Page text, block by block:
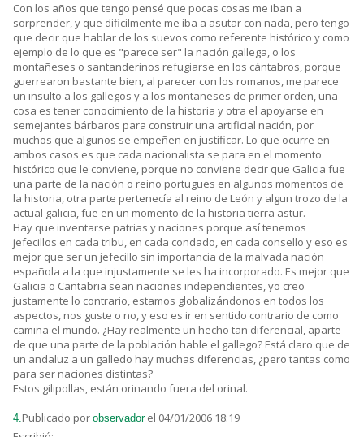
Con los años que tengo pensé que pocas cosas me iban a
sorprender, y que dificilmente me iba a asutar con nada, pero tengo
que decir que hablar de los suevos como referente histórico y como
ejemplo de lo que es "parece ser" la nación gallega, o los
montañeses o santanderinos refugiarse en los cántabros, porque
guerrearon bastante bien, al parecer con los romanos, me parece
un insulto a los gallegos y a los montañeses de primer orden, una
cosa es tener conocimiento de la historia y otra el apoyarse en
semejantes bárbaros para construir una artificial nación, por
muchos que algunos se empeñen en justificar. Lo que ocurre en
ambos casos es que cada nacionalista se para en el momento
histórico que le conviene, porque no conviene decir que Galicia fue
una parte de la nación o reino portugues en algunos momentos de
la historia, otra parte pertenecía al reino de León y algun trozo de la
actual galicia, fue en un momento de la historia tierra astur.
Hay que inventarse patrias y naciones porque así tenemos
jefecillos en cada tribu, en cada condado, en cada consello y eso es
mejor que ser un jefecillo sin importancia de la malvada nación
española a la que injustamente se les ha incorporado. Es mejor que
Galicia o Cantabria sean naciones independientes, yo creo
justamente lo contrario, estamos globalizándonos en todos los
aspectos, nos guste o no, y eso es ir en sentido contrario de como
camina el mundo. ¿Hay realmente un hecho tan diferencial, aparte
de que una parte de la población hable el gallego? Está claro que de
un andaluz a un galledo hay muchas diferencias, ¿pero tantas como
para ser naciones distintas?
Estos gilipollas, están orinando fuera del orinal.
4.Publicado por observador el 04/01/2006 18:19